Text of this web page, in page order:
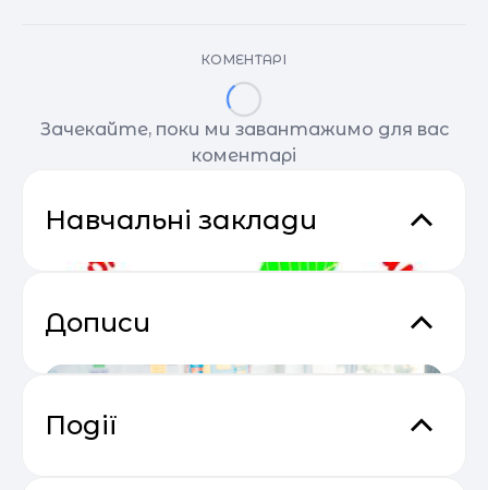
КОМЕНТАРІ
Зачекайте, поки ми завантажимо для вас
коментарі
Навчальні заклади
Дописи
Події